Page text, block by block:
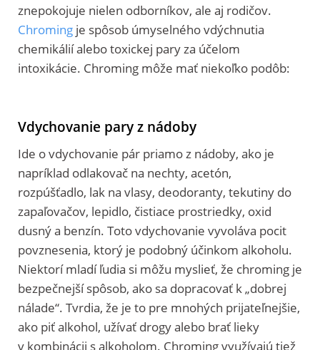
znepokojuje nielen odborníkov, ale aj rodičov.
Chroming je spôsob úmyselného vdýchnutia
chemikálií alebo toxickej pary za účelom
intoxikácie. Chroming môže mať niekoľko podôb:
Vdychovanie pary z nádoby
Ide ovdychovanie pár priamo z nádoby, ako je
napríklad odlakovač na nechty, acetón,
rozpúšťadlo, lak na vlasy, deodoranty, tekutiny do
zapaľovačov, lepidlo, čistiace prostriedky, oxid
dusný a benzín. Toto vdychovanie vyvoláva pocit
povznesenia, ktorý je podobný účinkom alkoholu.
Niektorí mladí ľudia si môžu myslieť, že chroming je
bezpečnejší spôsob, ako sa dopracovať k „dobrej
nálade“. Tvrdia, že je to pre mnohých prijateľnejšie,
ako piť alkohol, užívať drogy alebo brať lieky
v kombinácii s alkoholom. Chroming využívajú tiež